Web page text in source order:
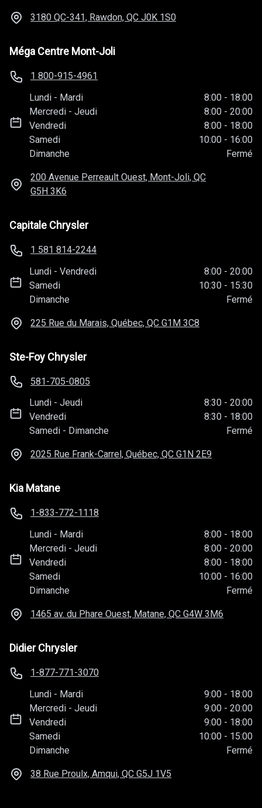
3180 QC-341, Rawdon, QC J0K 1S0
Méga Centre Mont-Joli
1 800-915-4961
Lundi - Mardi 8:00 - 18:00
Mercredi -Jeudi 8:00 - 20:00
Vendredi
8:00 - 18:00
Samedi
10:00 - 16:00
Dimanche
Fermé
200 Avenue Perreault Ouest, Mont-Joli, QC
G5H 3K6
Capitale Chrysler
1 581 814-2244
Lundi -Vendredi 8:00 - 20:00
Samedi
10:30 - 15:30
Dimanche
Fermé
225 Rue du Marais, Québec, QC G1M 3C8
Ste-Foy Chrysler
581-705-0805
Lundi -Jeudi 8:30 - 20:00
Vendredi
8:30 - 18:00
Samedi - Dimanche Fermé
2025 Rue Frank-Carrel, Québec, QC G1N 2E9
Kia Matane
1-833-772-1118
Lundi - Mardi 8:00 - 18:00
Mercredi -Jeudi 8:00 - 20:00
Vendredi
8:00 - 18:00
Samedi
10:00 - 16:00
Dimanche
Fermé
1465 av. du Phare Ouest, Matane, QC G4W 3M6
Didier Chrysler
1-877-771-3070
Lundi - Mardi 9:00 - 18:00
Mercredi -Jeudi 9:00 - 20:00
Vendredi
9:00 - 18:00
Samedi
10:00 - 15:00
Dimanche
Fermé
38 Rue Proulx, Amqui, QC G5J 1V5